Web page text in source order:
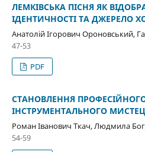
ЛЕМКІВСЬКА ПІСНЯ ЯК
ІДЕНТИЧНОСТІ ТА ДЖЕРЕЛО
Анатолій Ігорович Ороновський,
47-53
PDF
СТАНОВЛЕННЯ
ІНСТРУМЕНТАЛЬНОГО
Роман Іванович Ткач, Людмила
54-59